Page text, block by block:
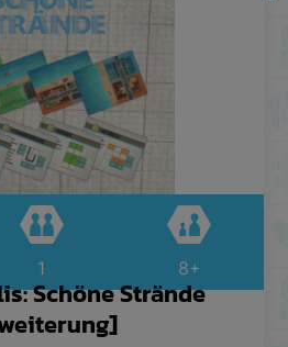
Schöne Strände
1 8+